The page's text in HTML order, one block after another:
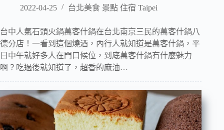
2022-04-25 台北美食 景點 住宿 Taipei
台中人氣石頭火鍋萬客什鍋在台北南京三民的萬客什鍋八
德分店！一看到這個燒酒，內行人就知道是萬客什鍋，平
日中午就好多人在門口候位，到底萬客什鍋有什麼魅力
啊？吃過後就知道了，超香的麻油…